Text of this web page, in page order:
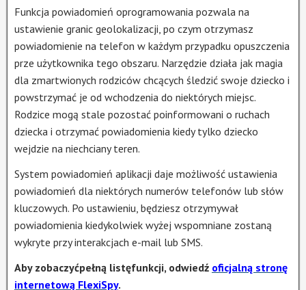
Funkcja powiadomień oprogramowania pozwala na
ustawienie granic geolokalizacji, po czym otrzymasz
powiadomienie na telefon w każdym przypadku opuszczenia
prze użytkownika tego obszaru. Narzędzie działa jak magia
dla zmartwionych rodziców chcących śledzić swoje dziecko i
powstrzymać je od wchodzenia do niektórych miejsc.
Rodzice mogą stale pozostać poinformowani o ruchach
dziecka i otrzymać powiadomienia kiedy tylko dziecko
wejdzie na niechciany teren.
System powiadomień aplikacji daje możliwość ustawienia
powiadomień dla niektórych numerów telefonów lub słów
kluczowych. Po ustawieniu, będziesz otrzymywał
powiadomienia kiedykolwiek wyżej wspomniane zostaną
wykryte przy interakcjach e-mail lub SMS.
Aby zobaczyćpełną listęfunkcji, odwiedź oficjalną stronę
internetową FlexiSpy.